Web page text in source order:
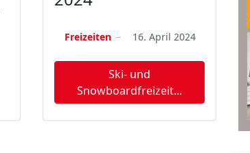
Freizeiten 16. April 2024
Ski- und
Snowboardfreizeit...